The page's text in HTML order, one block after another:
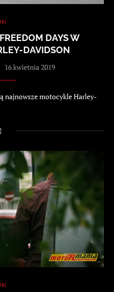
DAYS W
DAVIDSON
16 kwietnia 2019
najnowsze motocykle Harley-